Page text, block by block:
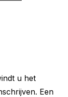
u het
Een